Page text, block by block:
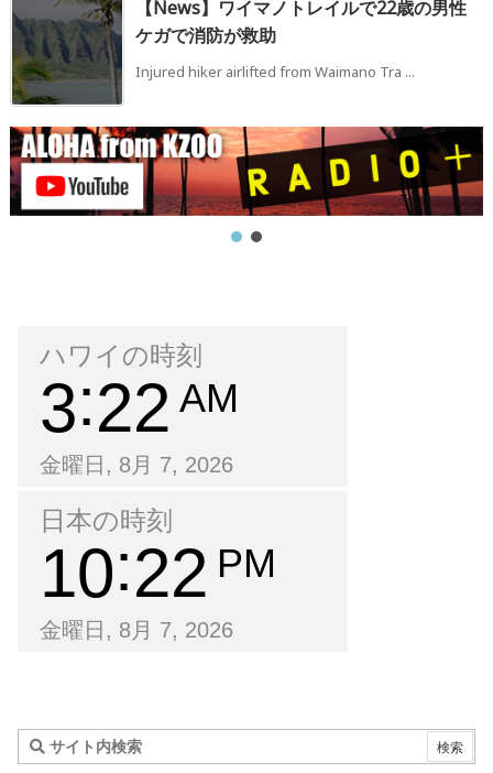
【News】ワイマノトレイルで22歳の男性
ケガで消防が救助
Injured hiker airlifted from Waimano Tra ...
ハワイの時刻
3 22 AM
金曜日, 8月 7, 2026
日本の時刻
10 22 PM
金曜日, 8月 7, 2026